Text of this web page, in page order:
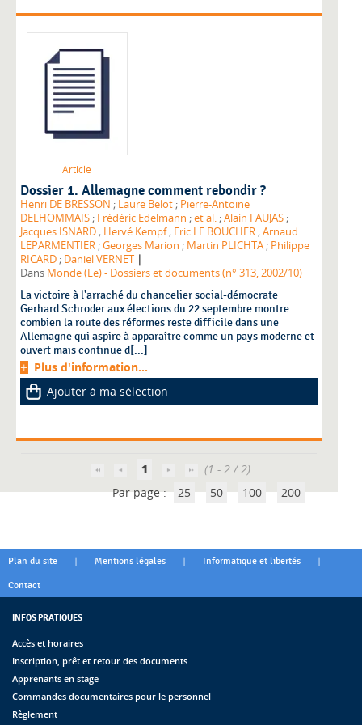
Article
Dossier 1. Allemagne comment rebondir ?
Henri DE BRESSON ; Laure Belot ; Pierre-Antoine
DELHOMMAIS ; Frédéric Edelmann ;et al. ;Alain FAUJAS ;
Jacques ISNARD ; Hervé Kempf ; Eric LE BOUCHER ;Arnaud
LEPARMENTIER ;Georges Marion ; Martin PLICHTA ; Philippe
RICARD ; Daniel VERNET |
Dans Monde (Le) - Dossiers et documents (n° 313, 2002/10)
La victoire à l'arraché du chancelier social-démocrate
Gerhard Schroder aux élections du 22 septembre montre
combien la route des réformes reste difficile dans une
Allemagne qui aspire à apparaître comme un pays moderne et
ouvert mais continue d[...]
Plus d'information...
Ajouter à ma sélection
1
(1 - 2 / 2)
Par page : 25 50 100 200
Plan du site | Mentions légales | Informatique et libertés |
Contact
INFOS PRATIQUES
Accès et horaires
Inscription, prêt et retour des documents
Apprenants en stage
Commandes documentaires pour le personnel
Règlement